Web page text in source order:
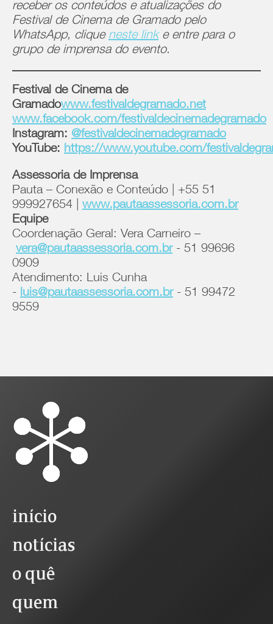
receber os conteúdos e atualizações do
Festival de Cinema de Gramado pelo
WhatsApp, clique neste linke entre para o
grupo de imprensa do evento.
Festival de Cinema de
Gramadowww.festivaldegramado.net
www.facebook.com/festivaldecinemadegramado
Instagram: @festivaldecinemadegramado
YouTube: https://www.youtube.com/
Assessoria de Imprensa
Pauta – Conexão e Conteúdo | +55 51
999927654 | www.pautaassessoria.com.br
Equipe
Coordenação Geral: Vera Carneiro –
vera@pautaassessoria.com.br- 51 99696
0909
Atendimento: Luis Cunha
- luis@pautaassessoria.com.br- 51 99472
9559
início
notícias
o quê
quem